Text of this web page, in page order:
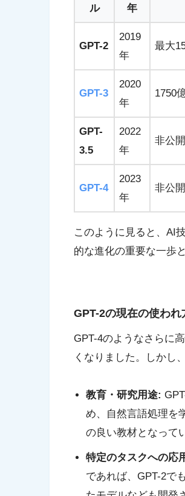
ル
年
GPT-2
2019
年
最大
GPT-3
2020
年
1750
GPT-
3.5
2022
年
非公
GPT-4
2023
年
非公開
このように見ると、AI
的な進化の重要な一歩
GPT-2の現在の使われ
GPT-4のようなさらに
くなりました。しかし
教育・研究用途:
め、自然言語処理を
の良い教材となって
特定のタスクへの応
であれば、GPT-2で